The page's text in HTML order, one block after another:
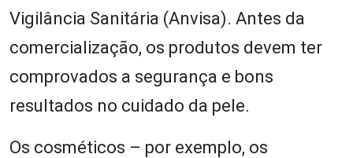
Vigilância Sanitária (Anvisa). Antes da
comercialização, os produtos devem ter
comprovados a segurança e bons
resultados no cuidado da pele.
Os cosméticos – por exemplo, os